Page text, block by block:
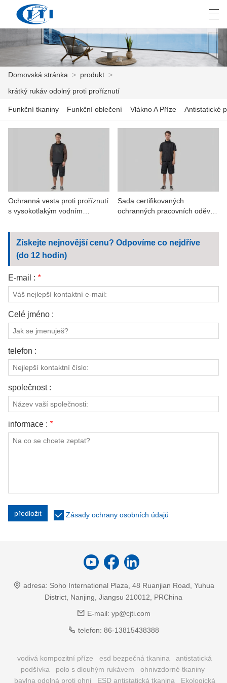
DOMOVSKÁ STRÁNKA
PŘIZPŮSOBENÍ
PRŮMYSL
KONTAKTUJTE NÁS
VIDEA
العربية česky Deutsch
Domovská stránka > produkt >
krátký rukáv odolný proti proříznutí
Funkční tkaniny Funkční oblečení Vlákno A Příze Antistatické
Ochranná vesta proti proříznutí
s vysokotlakým vodním
Sada certifikovaných
ochranných pracovních oděvů
prořezání
Získejte nejnovější cenu? Odpovíme co nejdříve
(do 12 hodin)
E-mail : *
Celé jméno :
telefon :
společnost :
informace : *
předložit Zásady ochrany osobních údajů
adresa: Soho International Plaza, 48 Ruanjian Road, Yuhua
District, Nanjing, Jiangsu 210012, PRChina
E-mail: yp@cjti.com
telefon: 86-13815438388
vodivá kompozitní příze esd bezpečná tkanina
antistatická
podšívka
polo s dlouhým rukávem
ohnivzdorné tkaniny
bavlna odolná proti ohni
ESD antistatická tkanina Ekologická